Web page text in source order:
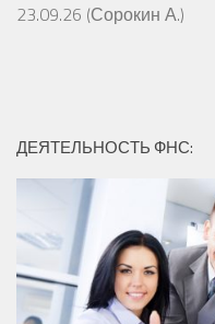
23.09.26 (Сорокин А.)
ДЕЯТЕЛЬНОСТЬ ФНС: